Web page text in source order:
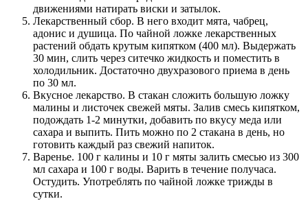
движениями натирать виски и затылок.
Лекарственный сбор. В него входит мята, чабрец,
адонис и душица. По чайной ложке лекарственных
растений обдать крутым кипятком (400 мл). Выдержать
30 мин, слить через ситечко жидкость и поместить в
холодильник. Достаточно двухразового приема в день
по 30 мл.
Вкусное лекарство. В стакан сложить большую ложку
малины и листочек свежей мяты. Залив смесь кипятком,
подождать 1-2 минутки, добавить по вкусу меда или
сахара и выпить. Пить можно по 2 стакана в день, но
готовить каждый раз свежий напиток.
Варенье. 100 г калины и 10 г мяты залить смесью из 300
мл сахара и 100 г воды. Варить в течение получаса.
Остудить. Употреблять по чайной ложке трижды в
сутки.